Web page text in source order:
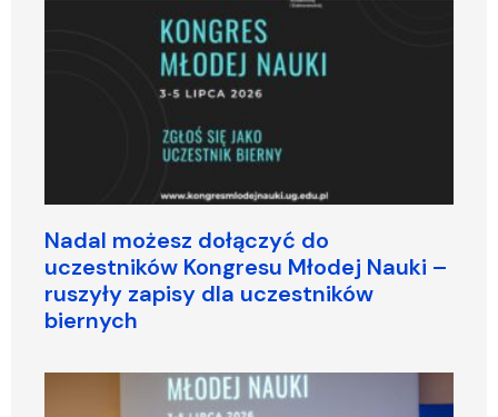
Nadal możesz dołączyć do
uczestników Kongresu Młodej Nauki –
ruszyły zapisy dla uczestników
biernych